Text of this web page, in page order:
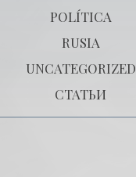
POLÍTICA
RUSIA
UNCATEGORIZED
СТАТЬИ